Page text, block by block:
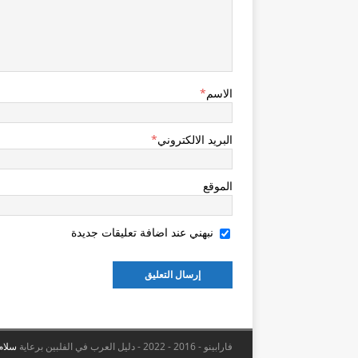
الاسم*
البريد الالكتروني*
الموقع
نبهني عند اضافة تعليقات جديدة
فارابينو - 2016 - 2022 - دليل العرب في الفلبين برعاية